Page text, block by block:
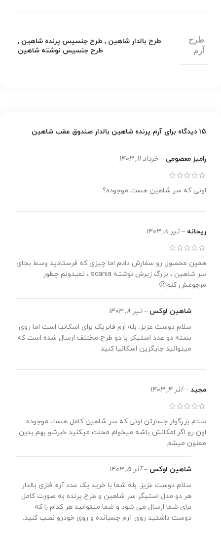
طرح
آرم
طرح بالدار شاهین , طرح جنسیس پرنده شاهین ,
طرح جنسیس نوشته شاهین
15 دیدگاه برای آرم پرنده شاهین بالدار صندوق عقب شاهین
رامیز معصومی – خرداد 11, 1403
اونی که سر شاهین هست موجوده؟
ریحانه – تیر 8, 1403
همین محصول رو سفارش دادم اما چیزی که فرستادید وسط بجای
سر شاهین ، بزرگ زیرش نوشته scania ، نمیدونم چطور
مرجوعش کنم😕
شاهین لوکس – تیر 8, 1403
سلام دوست عزیز. بله ارم فابریک برای اسکانیا است اما روی
بسته دو عدد استیکر با دو طرح مختلف ارسال شده است که
میتوانید جایگزین اسکانیا کنید.
مجید – آذر 4, 1403
سلام بزرگوار جسارتن اونی که سر شاهین کامل هست موجوده
اون رو اگر امکانش باشه میخوام محلت میکنید خبرشو بهم بدین
ممنون میشم
شاهین لوکس – آذر 5, 1403
سلام دوست عزیز. بله شما با خرید یک عدد آرم فلزی بالدار
هر دو مدل استیگر سر شاهین و طرح پرنده به صورت کامل
برای شما ارسال می شود و شما میتوانید هر کدام را که
دوست داشتید روی آرم چسبانده و روی خودرو نصب کنید.